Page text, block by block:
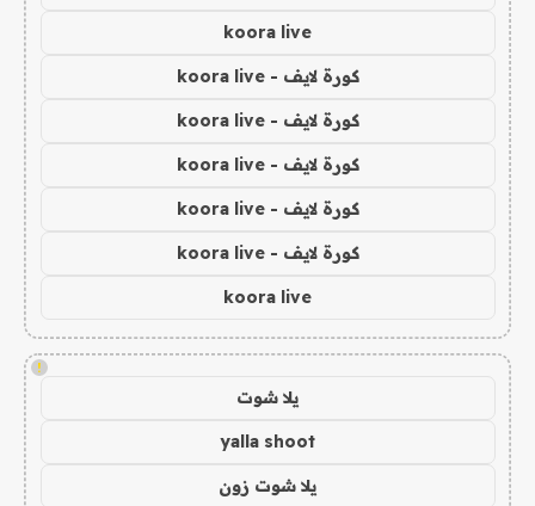
koora live
كورة لايف - koora live
كورة لايف - koora live
كورة لايف - koora live
كورة لايف - koora live
كورة لايف - koora live
koora live
!
يلا شوت
yalla shoot
يلا شوت زون